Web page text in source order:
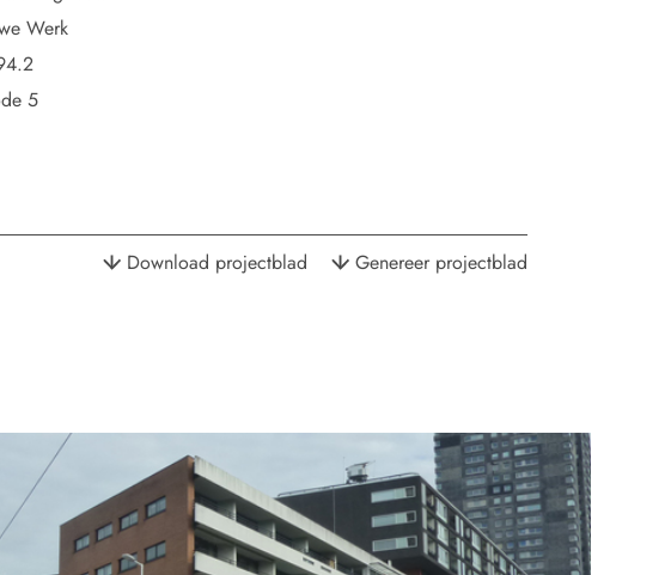
Werk
5
Download projectblad Genereer projectblad